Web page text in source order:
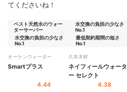
てくださいね！
ベスト天然水のウォー
ターサーバー
水交換の負担の少なさ
No.1
オーケンウォーター
Smartプラス
4.44
水交換の負担の少なさ
No.1
最低契約期間の短さ
No.1
久本木材
ネイフィールウォータ
ー セレクト
4.38